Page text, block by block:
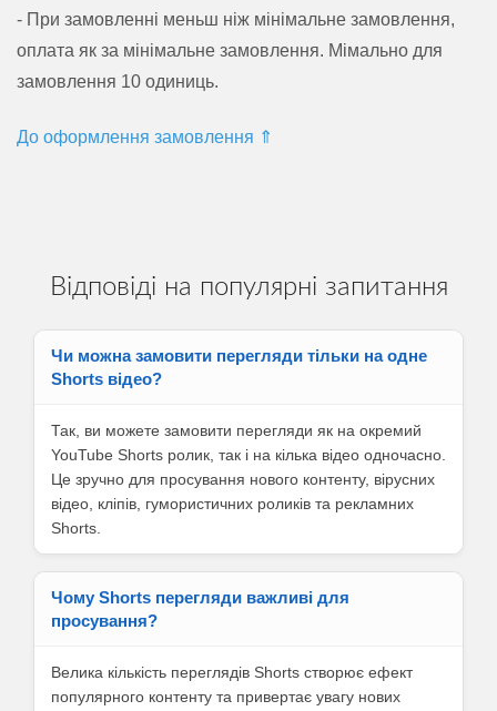
- При замовленні меньш ніж мінімальне замовлення,
оплата як за мінімальне замовлення. Мімально для
замовлення 10 одиниць.
До оформлення замовлення ⇑
Відповіді на популярні запитання
Чи можна замовити перегляди тільки на одне
Shorts відео?
Так, ви можете замовити перегляди як на окремий
YouTube Shorts ролик, так і на кілька відео одночасно.
Це зручно для просування нового контенту, вірусних
відео, кліпів, гумористичних роликів та рекламних
Shorts.
Чому Shorts перегляди важливі для
просування?
Велика кількість переглядів Shorts створює ефект
популярного контенту та привертає увагу нових